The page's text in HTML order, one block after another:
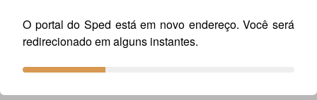
O portal do Sped está em novo endereço. Você será
redirecionado em alguns instantes.